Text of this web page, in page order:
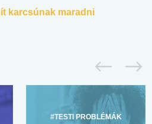
karcsúnak maradni
#TESTI PROBLÉMÁK